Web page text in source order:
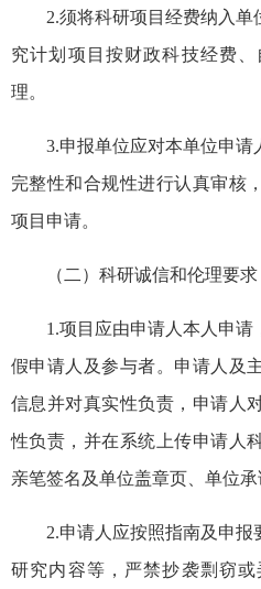
2.须将科研项目经费纳入
究计划项目按财政科技经费
理。
3.申报单位应对本单位申请
完整性和合规性进行认真审核
项目申请。
（二）科研诚信和伦理要求
1.项目应由申请人本人申
假申请人及参与者。申请人及
信息并对真实性负责，申请人
性负责，并在系统上传申请人
亲笔签名及单位盖章页、单位承
2.申请人应按照指南及申
研究内容等，严禁抄袭剽窃